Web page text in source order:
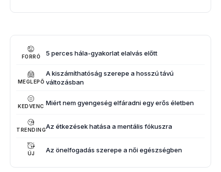
FORRÓ 5 perces hála-gyakorlat elalvás előtt
MEGLEPŐ
A kiszámíthatóság szerepe a hosszú távú
változásban
KEDVENC Miért nem gyengeség elfáradni egy erős életben
TRENDINGAz étkezések hatása a mentális fókuszra
ÚJ Az önelfogadás szerepe a női egészségben